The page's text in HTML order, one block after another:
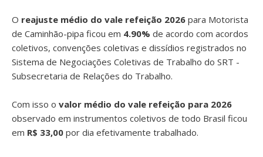
O reajuste médio do vale refeição 2026 para Motorista
de Caminhão-pipa ficou em 4.90% de acordo com acordos
coletivos, convenções coletivas e dissídios registrados no
Sistema de Negociações Coletivas de Trabalho do SRT -
Subsecretaria de Relações do Trabalho.
Com isso o valor médio do vale refeição para 2026
observado em instrumentos coletivos de todo Brasil ficou
em R$ 33,00 por dia efetivamente trabalhado.